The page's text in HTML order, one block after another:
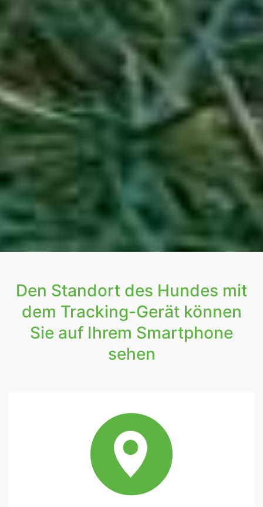
Den Standort des Hundes mit
dem Tracking-Gerät können
Sie auf Ihrem Smartphone
sehen